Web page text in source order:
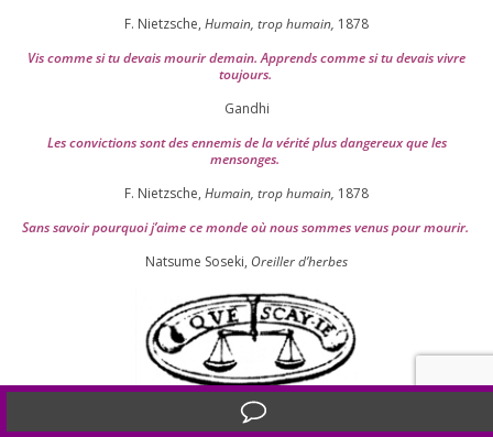
F. Nietzsche, Humain, trop humain, 1878
Vis comme si tu devais mou­rir demain. Apprends comme si tu devais vivre
toujours.
Gandhi
Les convic­tions sont des enne­mis de la véri­té plus dan­ge­reux que les
mensonges.
F. Nietzsche, Humain, trop humain, 1878
Sans savoir pour­quoi j’aime ce monde où nous sommes venus pour mourir.
Natsume Soseki, Oreiller d’herbes
La devise de